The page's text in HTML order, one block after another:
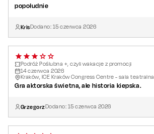
popołudnie
KrisDodano: 15 czerwca 2026
Podróż Poślubna +, czyli wakacje z promocji
14czerwca 2026
Kraków, ICE Kraków Congress Centre - sala teatralna
Gra aktorska świetna, ale historia kiepska.
GrzegorzDodano: 15 czerwca 2026